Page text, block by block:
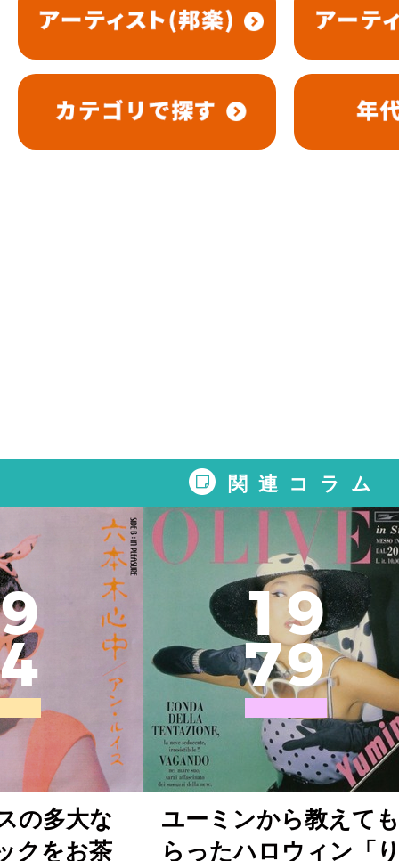
関連コラム
9
4
の多大な
クをお茶
19
79
ユーミンから教えても
らったハロウィン「